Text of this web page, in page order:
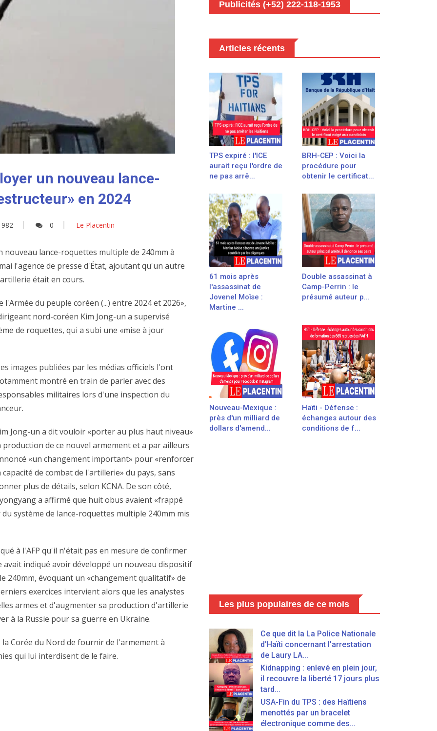
un nouveau lance-
en 2024
982 0 Le Placentin
lance-roquettes multiple de 240mm à
l'agence de presse d'État, ajoutant qu'un autre
était en cours.
du peuple coréen (...) entre 2024 et 2026»,
nord-coréen Kim Jong-un a supervisé
de roquettes, qui a subi une «mise à jour
images publiées par les médias officiels l'ont
montré en train de parler avec des
militaires lors d'une inspection du
Jong-un a dit vouloir «porter au plus haut niveau»
production de ce nouvel armement et a par ailleurs
«un changement important» pour «renforcer
capacité de combat de l'artillerie» du pays, sans
plus de détails, selon KCNA. De son côté,
a affirmé que huit obus avaient «frappé
système de lance-roquettes multiple 240mm mis
à l'AFP qu'il n'était pas en mesure de confirmer
avait indiqué avoir développé un nouveau dispositif
240mm, évoquant un «changement qualitatif» de
exercices intervient alors que les analystes
armes et d'augmenter sa production d'artillerie
à la Russie pour sa guerre en Ukraine.
la Corée du Nord de fournir de l'armement à
qui lui interdisent de le faire.
Publicités (+52) 222-118-1953
Articles récents
TPS expiré : l'ICE
aurait reçu l'ordre de
ne pas arrê...
BRH-CEP : Voici la
procédure pour
obtenir le certificat...
61 mois après
l'assassinat de
Jovenel Moïse :
Martine ...
Double assassinat à
Camp-Perrin : le
présumé auteur p...
Nouveau-Mexique :
près d'un milliard de
dollars d'amend...
Haïti - Défense :
échanges autour des
conditions de f...
Les plus populaires de ce mois
Ce que dit la La Police Nationale
d'Haïti concernant l'arrestation
de Laury LA...
Kidnapping : enlevé en plein jour,
il recouvre la liberté 17 jours plus
tard...
USA-Fin du TPS : des Haïtiens
menottés par un bracelet
électronique comme des...